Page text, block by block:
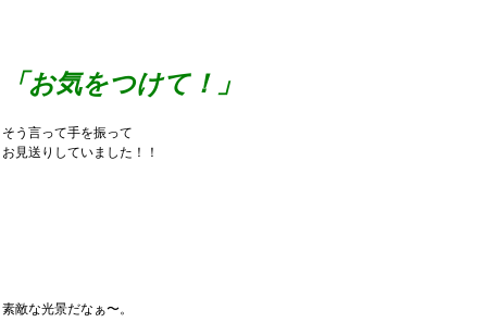
「お気をつけて！」
そう言って手を振って
お見送りしていました！！
素敵な光景だなぁ〜。